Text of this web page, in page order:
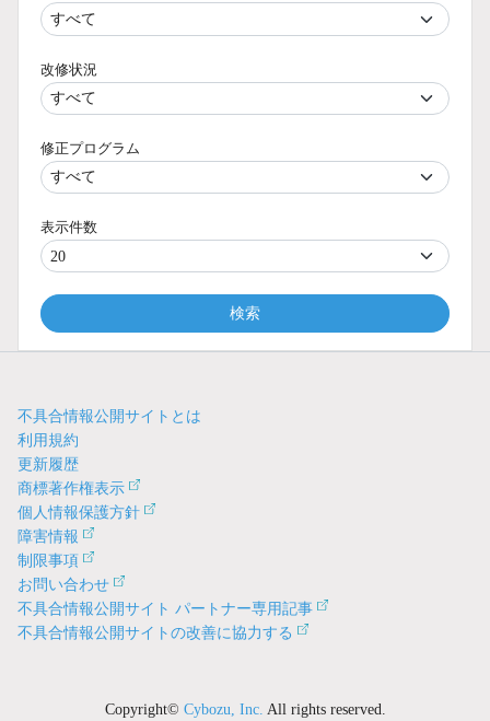
改修状況
修正プログラム
表示件数
検索
不具合情報公開サイトとは
利用規約
更新履歴
商標著作権表示
個人情報保護方針
障害情報
制限事項
お問い合わせ
不具合情報公開サイト パートナー専用記事
不具合情報公開サイトの改善に協力する
Copyright© Cybozu, Inc. All rights reserved.